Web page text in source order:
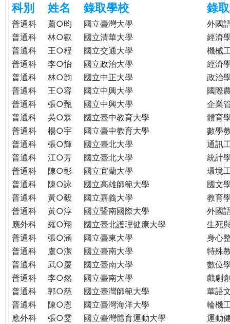
格。
民。
WAGOR
TODAY
THE
WORLD
TOMORROW
PUTTING
YOU
ON
THE
PATH
r
e
科別 姓名 錄取學校 錄
普通科 蕭○昀 國立臺灣大學
外國
普通科
林○叡 國立清華大學
經濟
普通科
王○程 國立交通大學
機械
普通科
李○怡 國立政治大學
經濟
普通科
林○韵 國立中正大學
政治
普通科
王○容 國立中興大學
國際
普通科
張○甄 國立中興大學
企業
普通科
吳○霖 國立臺中教育大學
體育
普通科
楊○宇 國立臺中教育大學
數學
普通科
張○輝 國立臺北大學
通訊
普通科
江○芳 國立臺北大學
統計
普通科
陳○彰 國立宜蘭大學
環境
普通科
陳○詠 國立高雄師範大學
國文
普通科
黃○毅 國立嘉義大學
教育
普通科
黃○淳 國立暨南國際大學
外國
應外科
羅○翔 國立臺北護理健康大學
生死
普通科
張○涵 國立臺東大學
身心
普通科
盧○潔 國立臺南大學
特殊
普通科
武○慶 國立臺南大學
數位
普通科
李○然 國立臺南大學
戲劇
普通科
郭○慈 國立臺灣師範大學
華語
普通科
陳○恩 國立臺灣海洋大學
輪機
應外科
張○雯 國立臺灣體育運動大學
運動